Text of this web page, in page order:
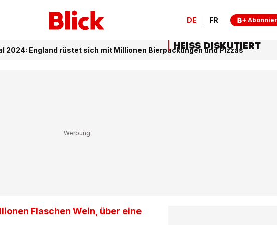
DE FR
2024: England rüstet sich mit Millionen Bierpackungen und Pizzas
Flaschen Wein, über eine
HEISS DISKUTIERT